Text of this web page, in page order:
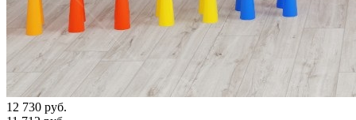
12 730 руб.